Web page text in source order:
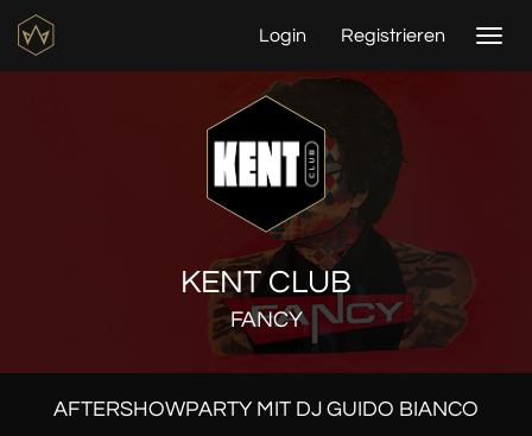
Login Registrieren
KENT CLUB
FANCY
AFTERSHOWPARTY MIT DJ GUIDO BIANCO